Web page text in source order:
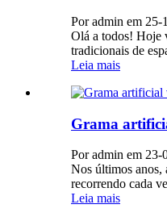
Por admin em 25-
Olá a todos! Hoje
tradicionais de
Leia mais
Grama
Por admin em 23-
Nos últimos anos,
recorrendo cada
Leia mais